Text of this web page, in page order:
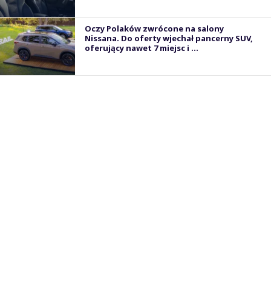
Oczy Polaków zwrócone na salony
Nissana. Do oferty wjechał pancerny SUV,
oferujący nawet 7 miejsc i ...